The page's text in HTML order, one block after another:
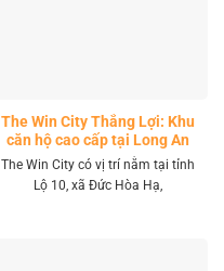
The Win City Thắng Lợi: Khu
căn hộ cao cấp tại Long An
The Win City có vị trí nằm tại tỉnh
Lộ 10, xã Đức Hòa Hạ,